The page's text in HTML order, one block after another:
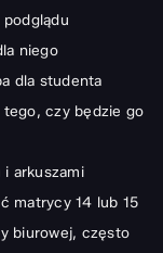
niego
dla studenta
tego, czy będzie go
arkuszami
matrycy 14 lub 15
biurowej, często